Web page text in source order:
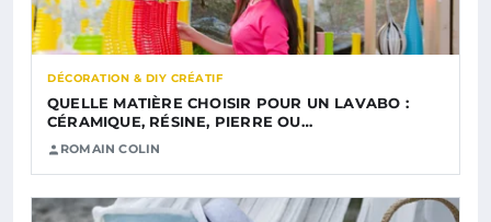
DÉCORATION & DIY CRÉATIF
QUELLE MATIÈRE CHOISIR POUR UN LAVABO :
CÉRAMIQUE, RÉSINE, PIERRE OU…
ROMAIN COLIN